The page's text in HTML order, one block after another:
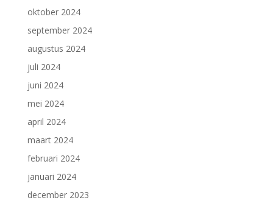
oktober 2024
september 2024
augustus 2024
juli 2024
juni 2024
mei 2024
april 2024
maart 2024
februari 2024
januari 2024
december 2023